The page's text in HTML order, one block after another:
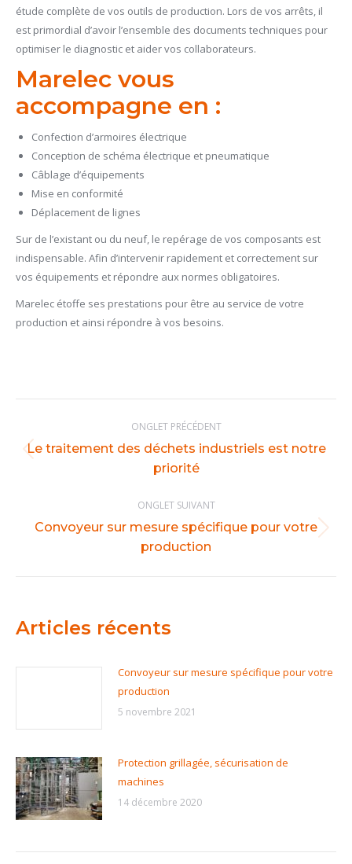
étude complète de vos outils de production. Lors de vos arrêts, il
est primordial d’avoir l’ensemble des documents techniques pour
optimiser le diagnostic et aider vos collaborateurs.
Marelec vous
accompagne en :
Confection d’armoires électrique
Conception de schéma électrique et pneumatique
Câblage d’équipements
Mise en conformité
Déplacement de lignes
Sur de l’existant ou du neuf, le repérage de vos composants est
indispensable. Afin d’intervenir rapidement et correctement sur
vos équipements et répondre aux normes obligatoires.
Marelec étoffe ses prestations pour être au service de votre
production et ainsi répondre à vos besoins.
de
commentaire
ONGLET PRÉCÉDENT
Onglet
précédent
Le traitement des déchets industriels est notre
priorité
ONGLET SUIVANT
Onglet
suivant
Convoyeur sur mesure spécifique pour votre
production
Articles récents
Convoyeur sur mesure spécifique pour votre
production
5 novembre 2021
Protection grillagée, sécurisation de
machines
14 décembre 2020